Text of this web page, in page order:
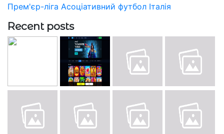
Прем'єр-ліга Асоціативний футбол Італія
Recent posts